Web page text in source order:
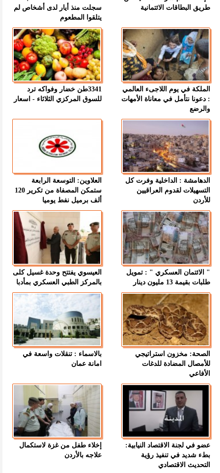
طريق البطاقات الائتمانية
سجلت منذ أيار لدى أشخاص لم
يتلقوا المطعوم
الملكة في يوم اللاجىء العالمي
: دعونا نتأمل في معاناة الأمهات
والرضع
3341طن خضار وفواكه ترد
للسوق المركزي الثلاثاء - اسعار
الدهامشة : الداخلية وفرت كل
التسهيلات لقدوم العراقيين
للأردن
العلاوين: التوسعة الرابعة
ستمكن المصفاة من تكرير 120
ألف برميل نفط يوميا
" الائتمان العسكري " : تمويل
طلبات بقيمة 13 مليون دينار
العيسوي يفتتح وحدة غسيل كلى
بالمركز الطبي العسكري بمأدبا
الصحة: مخزون استراتيجي
للأمصال المضادة للدغات
الأفاعي
بالاسماء : تنقلات واسعة في
امانة عمان
عضو في لجنة الاقتصاد النيابية:
بطء شديد في تنفيذ رؤية
التحديث الاقتصادي
إخلاء طفل من غزة لاستكمال
علاجه بالأردن